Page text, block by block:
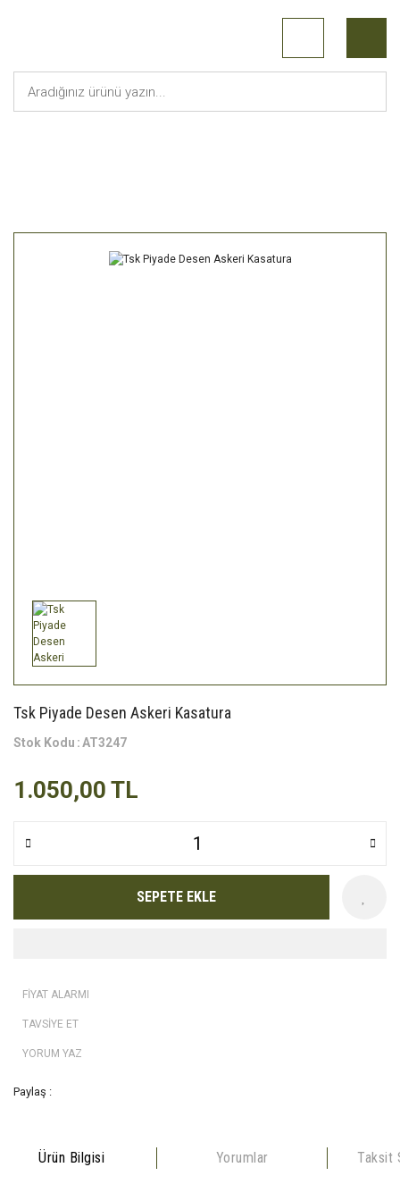
Tsk Piyade Desen Askeri Kasatura
Stok Kodu AT3247
1.050,00 TL
SEPETE EKLE
FİYAT ALARMI
TAVSİYE ET
YORUM YAZ
Paylaş :
Ürün Bilgisi Yorumlar Taksit